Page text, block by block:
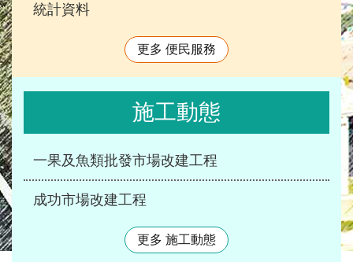
統計資料
更多 便民服務
施工動態
一果及魚類批發市場改建工程
成功市場改建工程
更多 施工動態